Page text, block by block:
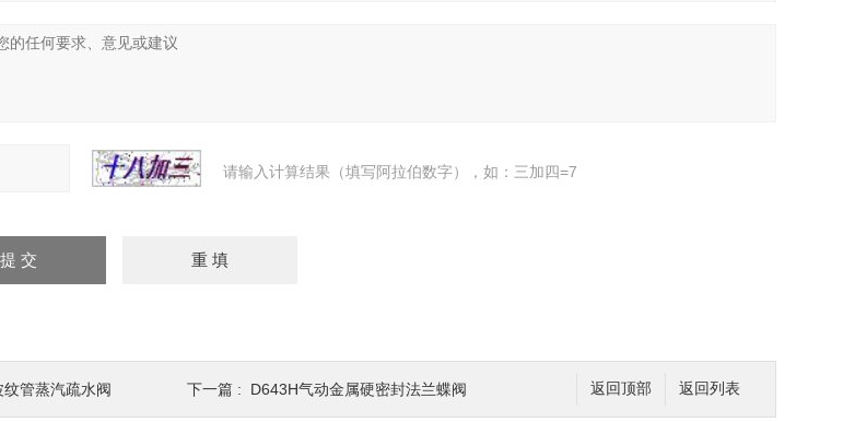
请输入计算结果（填写阿拉伯数字），如：三加四=7
返回列表
返回顶部
管蒸汽疏水阀 下一篇 : D643H气动金属硬密封法兰蝶阀